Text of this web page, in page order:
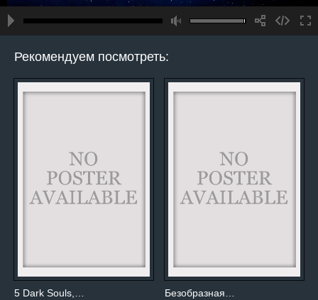
Рекомендуем посмотреть:
5 Dark Souls,… Безобразная…